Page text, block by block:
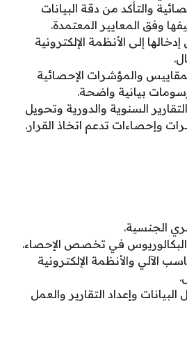
والتأكد من دقة البيانات
وفق المعايير المعتمدة.
إلى الأنظمة الإلكترونية
والمؤشرات الإحصائية
بيانية واضحة.
السنوية والدورية وتحويل
وإحصاءات تدعم اتخاذ القرار.
الآلي والأنظمة الإلكترونية
وإعداد التقارير والعمل